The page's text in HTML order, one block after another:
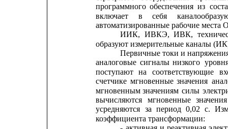
программного обеспечения из
включает
в себя
автоматизированные рабочие
ИИК, ИВКЭ, ИВК,
образуют измерительные каналы
Первичные токи и
аналоговые сигналы низкого
поступают на соответствующие
счетчике мгновенные значения
мгновенным значениям силы
вычисляются
мгновенные значения
усредняются за период 0,02 с.
коэффициента трансформации: